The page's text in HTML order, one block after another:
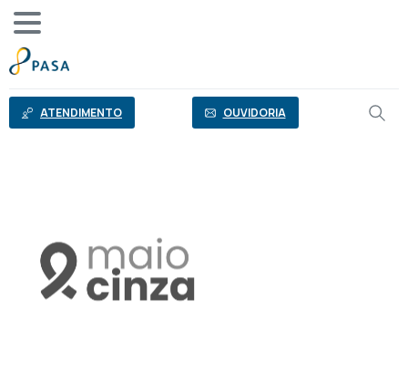
conteúdo
ATENDIMENTO OUVIDORIA